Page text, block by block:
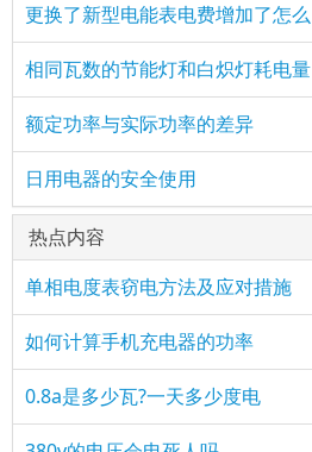
更换了新型电能表电费增加了怎么
相同瓦数的节能灯和白炽灯耗电量
额定功率与实际功率的差异
日用电器的安全使用
热点内容
单相电度表窃电方法及应对措施
如何计算手机充电器的功率
0.8a是多少瓦?一天多少度电